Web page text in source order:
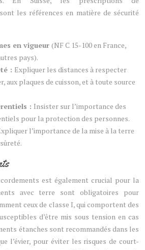
les références en matière de sécurité
en vigueur (NF C 15-100 en France,
pays).
: Expliquer les distances à respecter
aux plaques de cuisson, et à toute source
: Insister sur l’importance des
pour la protection des personnes.
l’importance de la mise à la terre
est également crucial pour la
avec terre sont obligatoires pour
ceux de classe I, qui comportent des
d’être mis sous tension en cas
étanches sont recommandés dans les
l’évier, pour éviter les risques de court-